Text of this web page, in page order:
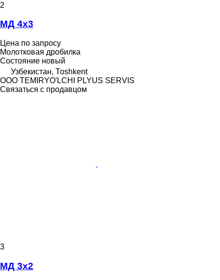
2
МД 4х3
Цена по запросу
Молотковая дробилка
Состояние новый
Узбекистан, Тоshkent
OOO TEMIRYO'LCHI PLYUS SERVIS
Связаться с продавцом
3
МД 3х2